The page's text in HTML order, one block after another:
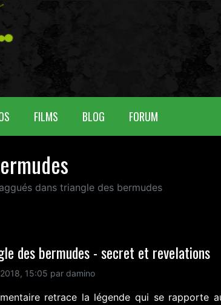
FILMS BLOG FORUM
dans triangle des bermudes
des bermudes - secret et revelations
15:05 par damino
retrace la légende qui se rapporte